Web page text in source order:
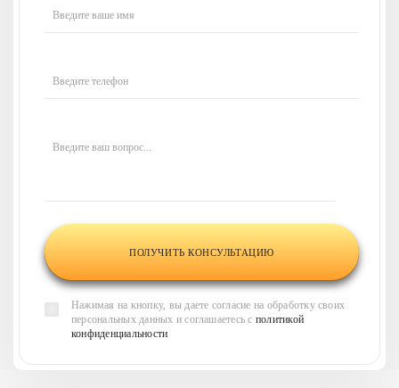
У вас есть вопросы
проконсультируют по всем
Введите ваше имя
Введите телефон
Введите ваш вопрос...
Нажимая на кнопку, вы даете согласие на обработку своих
персональных данных и соглашаетесь с политикой
конфиденциальности